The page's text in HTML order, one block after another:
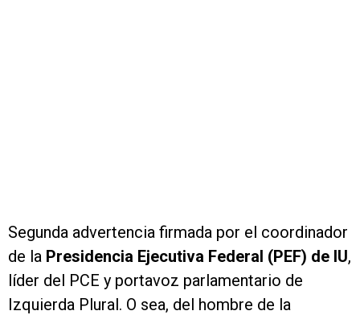
Segunda advertencia firmada por el coordinador
de la Presidencia Ejecutiva Federal (PEF) de IU,
líder del PCE y portavoz parlamentario de
Izquierda Plural. O sea, del hombre de la